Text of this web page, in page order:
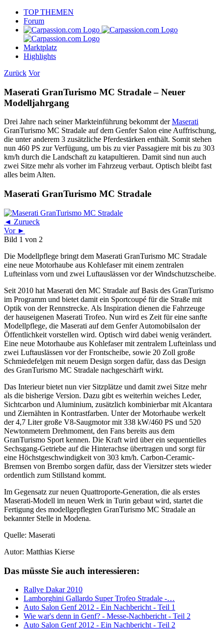
Skip
content
TOP THEMEN
Forum
Marktplatz
Highlights
Zurück Vor
Maserati GranTurismo MC Stradale – Neuer
Modelljahrgang
Drei Jahre nach seiner Markteinführung bekommt derMaserati
GranTurismo MC Stradale auf dem Genfer Salon eine Auffrischung,
die unter anderem 3 zusätzliche Pferdestärken enthält. Somit stehen
nun 460 PS zur Verfügung, um bis zu vier Passagiere mit bis zu 303
km/h durch die Landschaft zu katapultieren. Damit sind nun auch
zwei Sitze mehr als vorher im Fahrzeug verbaut. Optisch bleibt fast
alles beim Alten.
Maserati GranTurismo MC Stradale
◄ Zurueck
Vor ►
Bild 1 von 2
Die Modellpflege bringt dem Maserati GranTurismo MC Stradale
eine neue Motorhaube aus Kohlefaser mit einem zentralen
Lufteinlass vorn und zwei Luftauslässen vor der Windschutzscheibe.
Seit 2010 hat Maserati den MC Stradale auf Basis des GranTurismo
im Programm und bietet damit ein Sportcoupé für die Straße mit
Optik von der Rennstrecke. Als Inspiration dienen die Fahrzeuge
der hauseigenen Maserati Trofeo. Nun wird es Zeit für eine sanfte
Modellpflege, die Maserati auf dem Genfer Automobilsalon der
Öffentlichkeit vorstellen wird. Optisch wird dabei wenig verändert.
Eine neue Motorhaube aus Kohlefaser mit zentralem Lufteinlass und
zwei Luftauslässen vor der Frontscheibe, sowie 20 Zoll große
Schmiedefelgen mit neuem Design sorgen dafür, dass das Design
des GranTurismo MC Stradale nachgeschärft wirkt.
Das Interieur bietet nun vier Sitzplätze und damit zwei Sitze mehr
als die bisherige Version. Dazu gibt es weiterhin weiches Leder,
Sichtcarbon und Aluminium, zusätzlich kombinierbar mit Alcantara
und Ziernähten in Kontrastfarben. Unter der Motorhaube werkelt
der 4,7 Liter große V8-Saugmotor mit 338 kW/460 PS und 520
Newtonmetern Drehmoment, den Fans bereits aus dem
GranTurismo Sport kennen. Die Kraft wird über ein sequentielles
Sechsgang-Getriebe auf die Hinterachse übertragen und sorgt für
eine Höchstgeschwindigkeit von 303 km/h. Carbon-Ceramic-
Bremsen von Brembo sorgen dafür, dass der Viersitzer stets wieder
ordentlich zum Stillstand kommt.
Im Gegensatz zur neuen Quattroporte-Generation, die als erstes
Maserati-Modell im neuen Werk in Turin gebaut wird, startet die
Fertigung des modellgepflegten GranTurismo MC Stradale an
bekannter Stelle in Modena.
Quelle: Maserati
Autor: Matthias Kierse
Das müsste Sie auch interessieren:
Rallye Dakar 2010
Lamborghini Gallardo Super Trofeo Stradale -…
Auto Salon Genf 2012 - Ein Nachbericht - Teil 1
Wie war's denn in Genf? - Messe-Nachbericht - Teil 2
Auto Salon Genf 2012 - Ein Nachbericht - Teil 2